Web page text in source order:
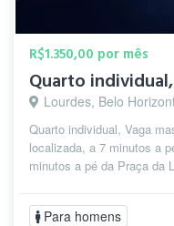
R$1.350,00 por mês
Lourdes, Belo
Quarto individual, Vaga
localizada, a 7 minutos a
minutos a pé da Praça da
Para homens